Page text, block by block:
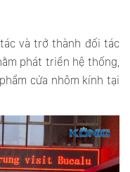
và trở thành đối tác
phát triển hệ thống,
cửa nhôm kính tại